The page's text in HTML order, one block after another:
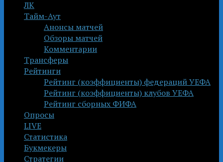
ЛК
Тайм-Аут
Анонсы матчей
Обзоры матчей
Комментарии
Трансферы
Рейтинги
Рейтинг (коэффициенты) федераций УЕФА
Рейтинг (коэффициенты) клубов УЕФА
Рейтинг сборных ФИФА
Опросы
LIVE
Статистика
Букмекеры
Стратегии